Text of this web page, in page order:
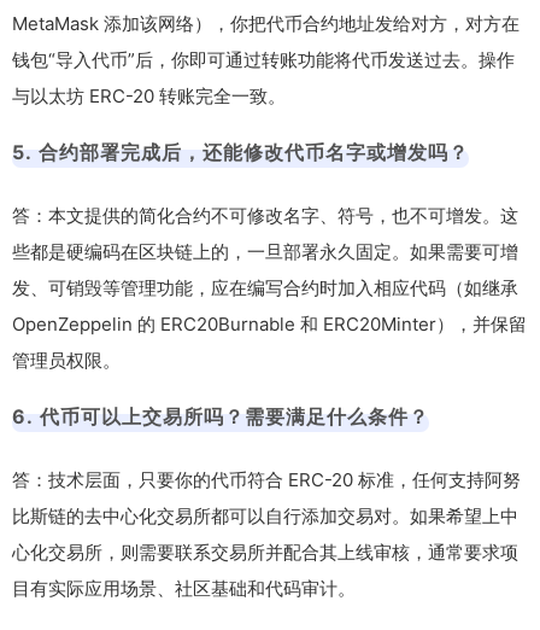
MetaMask 添加该网络），你把代币合约地址发给对方，对方在
钱包“导入代币”后，你即可通过转账功能将代币发送过去。操作
与以太坊 ERC-20 转账完全一致。
5. 合约部署完成后，还能修改代币名字或增发吗？
答：本文提供的简化合约不可修改名字、符号，也不可增发。这
些都是硬编码在区块链上的，一旦部署永久固定。如果需要可增
发、可销毁等管理功能，应在编写合约时加入相应代码（如继承
OpenZeppelin 的 ERC20Burnable 和 ERC20Minter），并保留
管理员权限。
6. 代币可以上交易所吗？需要满足什么条件？
答：技术层面，只要你的代币符合 ERC-20 标准，任何支持阿努
比斯链的去中心化交易所都可以自行添加交易对。如果希望上中
心化交易所，则需要联系交易所并配合其上线审核，通常要求项
目有实际应用场景、社区基础和代码审计。